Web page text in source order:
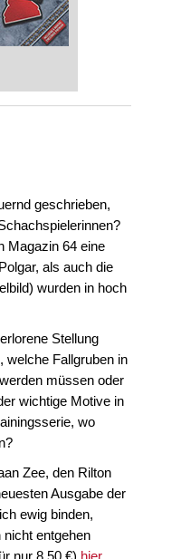
geschrieben,
Magazin 64 eine
als auch die
wurden in hoch
Stellung
welche Fallgruben in
müssen oder
wichtige Motive in
wo
Zee, den Rilton
Ausgabe der
ewig binden,
entgehen